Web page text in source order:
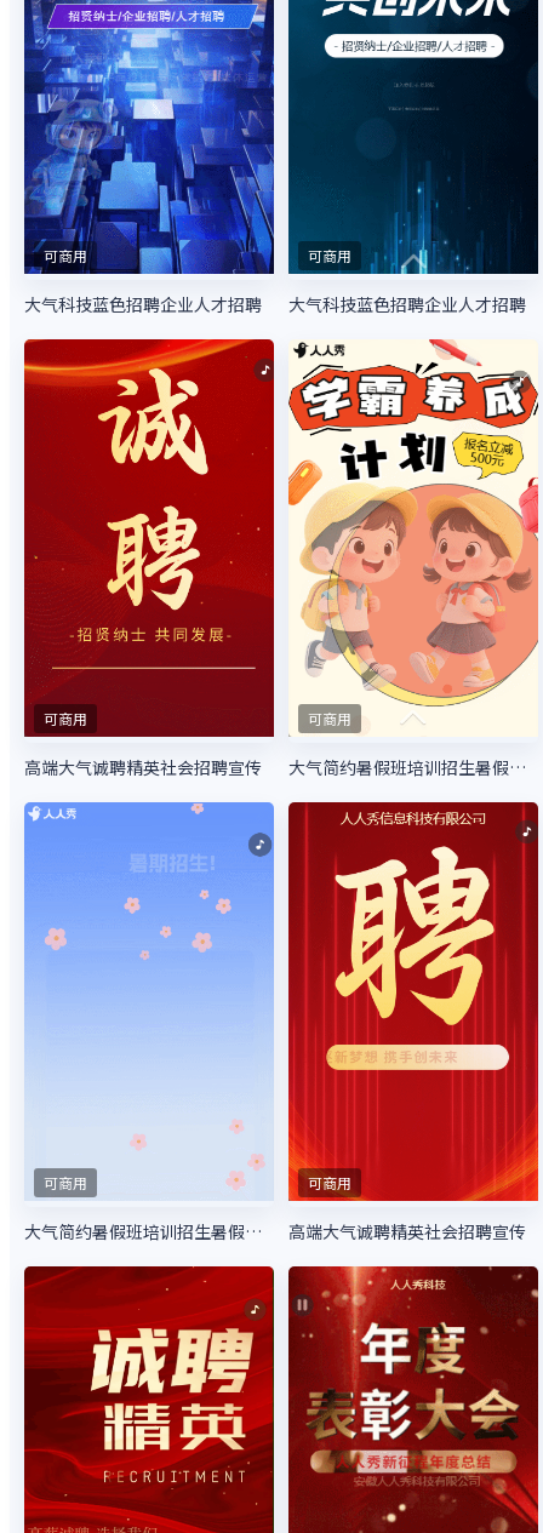
可商用
大气科技蓝色招聘企业人才招聘
可商用
大气科技蓝色招聘企业人才招聘
可商用
高端大气诚聘精英社会招聘宣传
可商用
大气简约暑假班培训招生暑假特惠招生宣传
可商用
大气简约暑假班培训招生暑假特惠招生宣传
可商用
高端大气诚聘精英社会招聘宣传